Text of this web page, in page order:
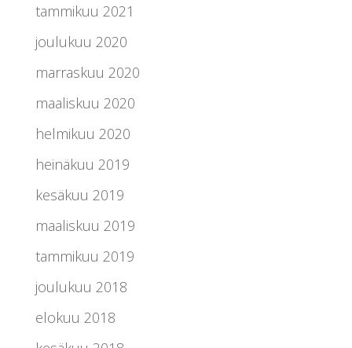
tammikuu 2021
joulukuu 2020
marraskuu 2020
maaliskuu 2020
helmikuu 2020
heinäkuu 2019
kesäkuu 2019
maaliskuu 2019
tammikuu 2019
joulukuu 2018
elokuu 2018